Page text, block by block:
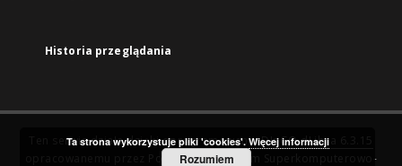
Historia przeglądania
Ten serwis działa dzięki oprogramowaniuDInGO dLibra 6.3.15
Poznańskie Centrum Superkomputerowo-
Ta strona wykorzystuje pliki 'cookies'. Więcej informacji
Rozumiem